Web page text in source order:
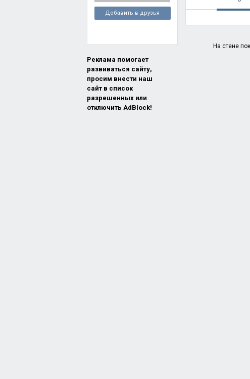
Добавить в друзья
Реклама помогает
развиваться сайту,
просим внести наш
сайт в список
разрешенных или
отключить AdBlock!
На стене